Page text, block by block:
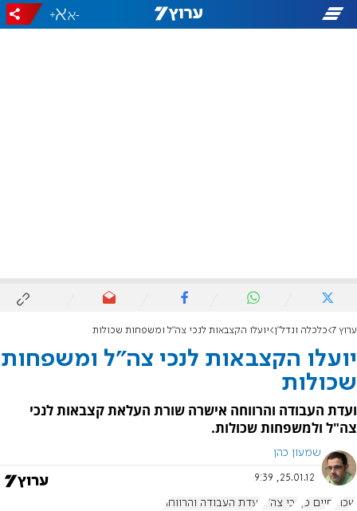
-
+
ערוץ 7 כלכלה ונדל"ן יועלו הקצבאות לנכי צה"ל ומשפחות שכולות
יועלו הקצבאות לנכי צה"ל ומשפחות
שכולות
ועדת העבודה והרווחה אישרה שורת העלאת קצבאות לנכי
צה"ל ולמשפחות שכולות.
שמעון כהן
25.01.12, 9:39
שכול חיים כץ נכי צה"ל ועדת העבודה והרווחה